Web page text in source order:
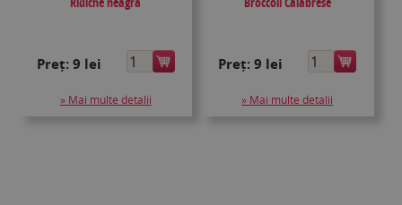
Preț: 9 lei
» Mai multe detalii
Preț:9 lei
» Mai multe detalii